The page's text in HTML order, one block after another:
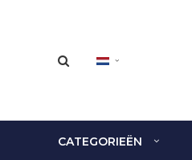
CATEGORIEËN